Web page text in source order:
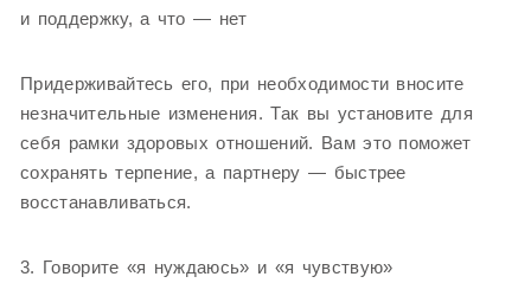
и поддержку, а что — нет
Придерживайтесь его, при необходимости вносите
незначительные изменения. Так вы установите для
себя рамки здоровых отношений. Вам это поможет
сохранять терпение, а партнеру — быстрее
восстанавливаться.
3. Говорите «я нуждаюсь» и «я чувствую»